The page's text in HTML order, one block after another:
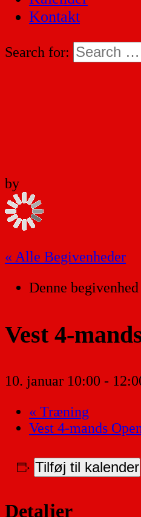
Kontakt
Search for:
by
« Alle Begivenheder
Denne
Vest 4-
10. januar 10:00 -
« Træning
Vest 4-mands
Tilføj til kalender
Detaljer